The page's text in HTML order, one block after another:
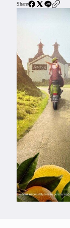
特集&連載記事
Series
Share